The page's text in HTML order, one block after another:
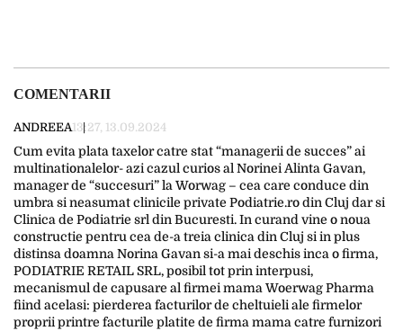
COMENTARII
ANDREEA13:27, 13.09.2024
Cum evita plata taxelor catre stat “managerii de succes” ai
multinationalelor- azi cazul curios al Norinei Alinta Gavan,
manager de “succesuri” la Worwag – cea care conduce din
umbra si neasumat clinicile private Podiatrie.ro din Cluj dar si
Clinica de Podiatrie srl din Bucuresti. In curand vine o noua
constructie pentru cea de-a treia clinica din Cluj si in plus
distinsa doamna Norina Gavan si-a mai deschis inca o firma,
PODIATRIE RETAIL SRL, posibil tot prin interpusi,
mecanismul de capusare al firmei mama Woerwag Pharma
fiind acelasi: pierderea facturilor de cheltuieli ale firmelor
proprii printre facturile platite de firma mama catre furnizori